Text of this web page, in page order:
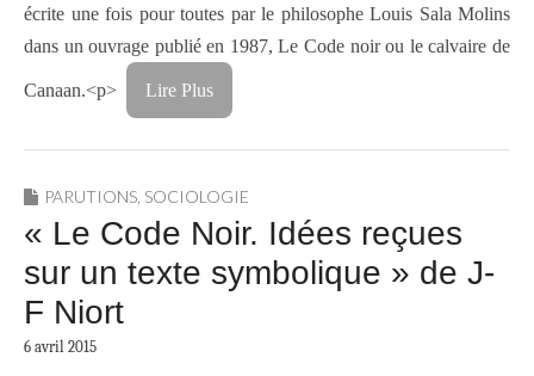
écrite une fois pour toutes par le philosophe Louis Sala Molins
dans un ouvrage publié en 1987, Le Code noir ou le calvaire de
Canaan.<p> Lire Plus
PARUTIONS SOCIOLOGIE
« Le Code Noir. Idées reçues
sur un texte symbolique » de J-
F Niort
6 avril 2015